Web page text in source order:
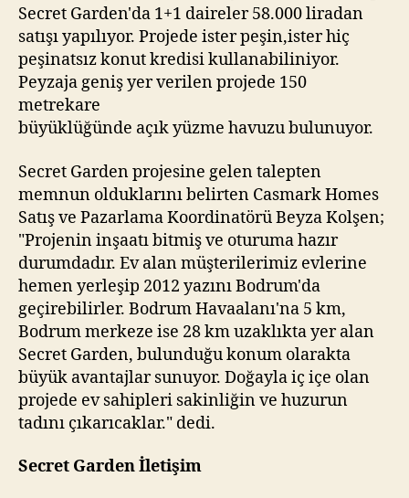
Secret Garden'da 1+1 daireler 58.000 liradan
satışı yapılıyor. Projede ister peşin,ister hiç
peşinatsız konut kredisi kullanabiliniyor.
Peyzaja geniş yer verilen projede 150
metrekare
büyüklüğünde açık yüzme havuzu bulunuyor.
Secret Garden projesine gelen talepten
memnun olduklarını belirten Casmark Homes
Satış ve Pazarlama Koordinatörü Beyza Kolşen;
"Projenin inşaatı bitmiş ve oturuma hazır
durumdadır. Ev alan müşterilerimiz evlerine
hemen yerleşip 2012 yazını Bodrum'da
geçirebilirler. Bodrum Havaalanı'na 5 km,
Bodrum merkeze ise 28 km uzaklıkta yer alan
Secret Garden, bulunduğu konum olarakta
büyük avantajlar sunuyor. Doğayla iç içe olan
projede ev sahipleri sakinliğin ve huzurun
tadını çıkarıcaklar." dedi.
Secret Garden İletişim